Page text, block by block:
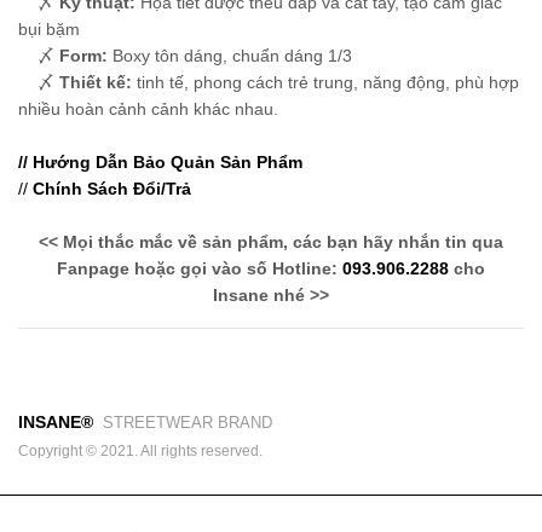
bụi bặm
〆 Form: Boxy tôn dáng, chuẩn dáng 1/3
〆 Thiết kế: tinh tế, phong cách trẻ trung, năng động, phù hợp
nhiều hoàn cảnh cảnh khác nhau.
// Hướng Dẫn Bảo Quản Sản Phẩm
// Chính Sách Đổi/Trả
<< Mọi thắc mắc về sản phẩm, các bạn hãy nhắn tin qua
Fanpage hoặc gọi vào số Hotline: 093.906.2288 cho
Insane nhé >>
INSANE® STREETWEAR BRAND
Copyright © 2021. All rights reserved.